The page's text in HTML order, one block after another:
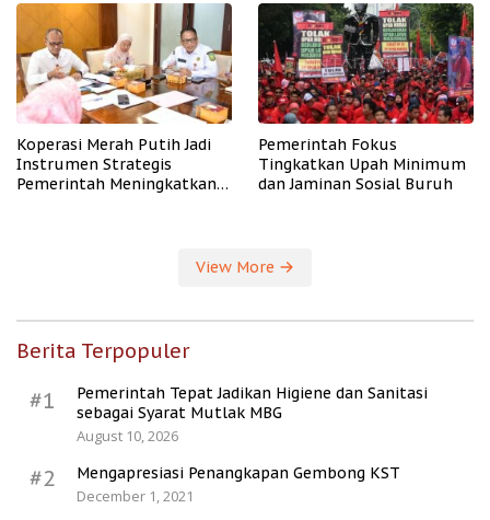
Koperasi Merah Putih Jadi
Instrumen Strategis
Pemerintah Meningkatkan
Pemerintah Fokus
Tingkatkan Upah Minimum
dan Jaminan Sosial Buruh
View More
Berita Terpopuler
#1
Pemerintah Tepat Jadikan Higiene dan Sanitasi
sebagai Syarat Mutlak MBG
August 10, 2026
#2
Mengapresiasi Penangkapan Gembong KST
December 1, 2021